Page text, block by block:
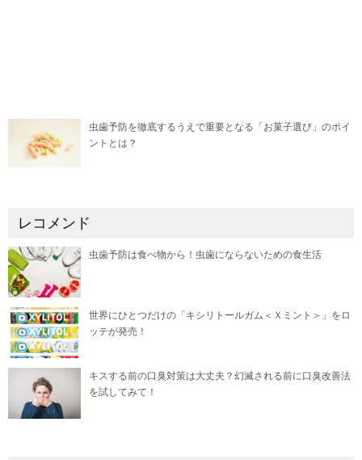
虫歯予防を徹底するうえで重要となる「お菓子選び」のポイ
ントとは？
レコメンド
虫歯予防は食べ物から！虫歯にならないための食生活
世界にひとつだけの「キシリトールガム＜Ｘミント＞」をロ
ッテが発売！
キスする前の口臭対策は大丈夫？幻滅される前に口臭改善法
を試してみて！